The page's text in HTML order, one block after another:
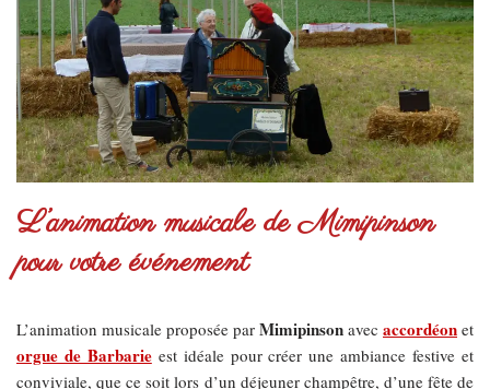
L’animation musicale de Mimipinson
pour votre événement
L’animation musicale proposée par Mimipinson avec accordéon et
orgue de Barbarieest idéale pour créer une ambiance festive et
conviviale, que ce soit lors d’un déjeuner champêtre, d’une fête de